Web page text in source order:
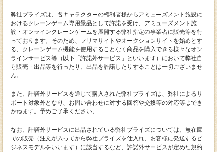
弊社プライズは、各キャラクターの権利者様からアミューズメント施設に
おけるクレーンゲーム専用景品として許諾を受け、アミューズメント施
設・オンラインクレーンゲームを展開する弊社指定の事業者に販売等を行
っております。そのため、フリマサイトやオークションサイトを始めとす
る、クレーンゲーム機能を使用することなく商品を購入できる様々なオン
ラインサービス等（以下「許諾外サービス」といいます）において弊社自
ら販売・出品等を行ったり、出品を許諾したりすることは一切ございませ
ん。
また、許諾外サービスを通じて購入された弊社プライズは、弊社によるサ
ポート対象外となり、お問い合わせに対する回答や交換等の対応等はでき
かねます。予めご了承ください。
なお、許諾外サービスに出品されている弊社プライズについては、無在庫
での販売（注文が入ってから弊社プライズを仕入れ、お客様に発送するビ
ジネスモデルをいいます）に該当するなど、許諾外サービスが定めた規約